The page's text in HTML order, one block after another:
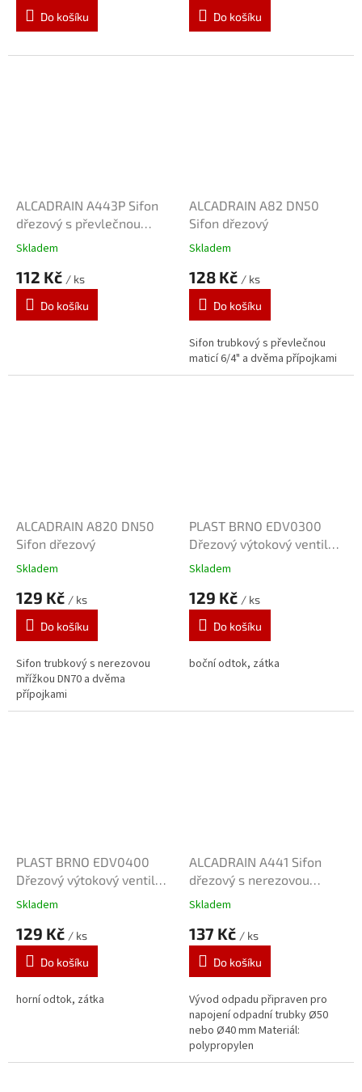
Do košíku Do košíku
ALCADRAIN A443P Sifon
dřezový s převlečnou
maticí 6/4" a přípojkou
Skladem
112 Kč / ks
Do košíku
ALCADRAIN A82 DN50
Sifon dřezový
Skladem
128 Kč / ks
Do košíku
Sifon trubkový s převlečnou
maticí 6/4" a dvěma přípojkami
ALCADRAIN A820 DN50
Sifon dřezový
Skladem
129 Kč / ks
Do košíku
Sifon trubkový s nerezovou
mřížkou DN70 a dvěma
přípojkami
PLAST BRNO EDV0300
Dřezový výtokový ventil
6/4"
Skladem
129 Kč / ks
Do košíku
boční odtok, zátka
PLAST BRNO EDV0400
Dřezový výtokový ventil
6/4"
Skladem
129 Kč / ks
Do košíku
horní odtok, zátka
ALCADRAIN A441 Sifon
dřezový s nerezovou
mřížkou DN70
Skladem
137 Kč / ks
Do košíku
Vývod odpadu připraven pro
napojení odpadní trubky Ø50
nebo Ø40 mm Materiál:
polypropylen